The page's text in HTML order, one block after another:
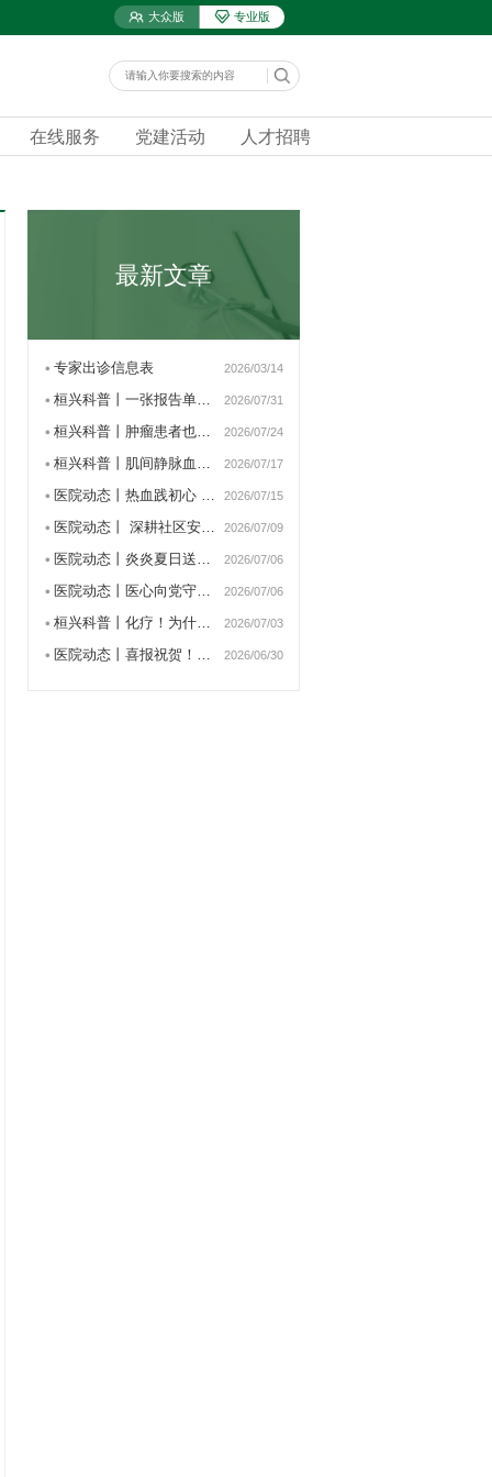
大众版 专业版
在线服务 党建活动 人才招聘
最新文章
2026/03/14
专家出诊信息表
2026/07/31
桓兴科普丨一张报告单看懂…
2026/07/24
桓兴科普丨肿瘤患者也可以…
2026/07/17
桓兴科普丨肌间静脉血栓患…
2026/07/15
医院动态丨热血践初心 大…
2026/07/09
医院动态丨 深耕社区安宁…
2026/07/06
医院动态丨炎炎夏日送清凉…
2026/07/06
医院动态丨医心向党守初心…
2026/07/03
桓兴科普丨化疗！为什么要…
2026/06/30
医院动态丨喜报祝贺！张景…